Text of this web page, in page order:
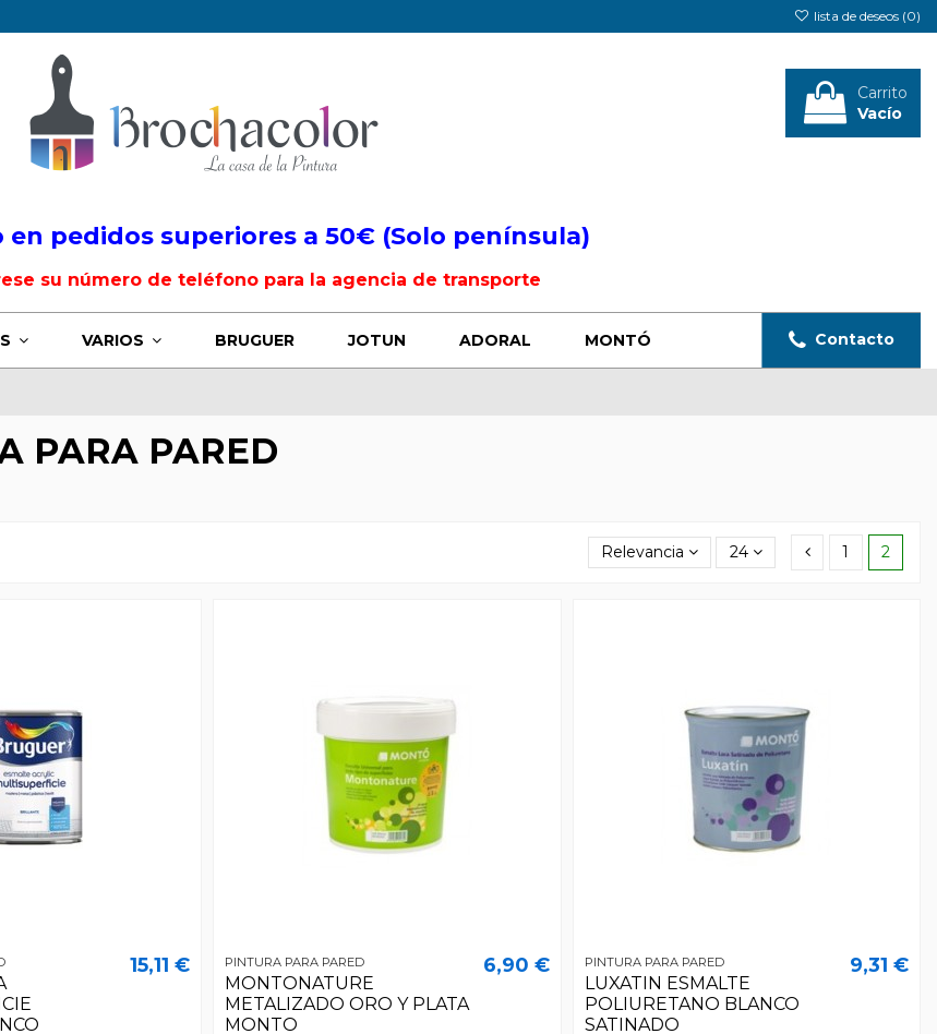
lista de deseos (0)
Carrito
Vacío
pedidos superiores a 50€ (Solo península)
su número de teléfono para la agencia de transporte
VARIOS BRUGUER JOTUN ADORAL MONTÓ Contacto
PARA PARED
Relevancia 24 1 2
15,11 € PINTURA PARA PARED
MONTONATURE
METALIZADO ORO Y PLATA
MONTO
6,90 € PINTURA PARA PARED
LUXATIN ESMALTE
POLIURETANO BLANCO
SATINADO
9,31 €